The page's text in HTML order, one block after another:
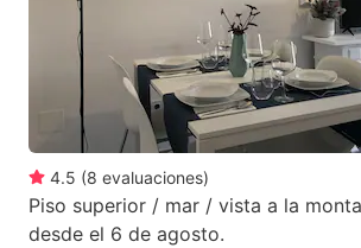
4.5 (8 evaluaciones)
Piso superior / mar / vista a la
desde el 6 de agosto.